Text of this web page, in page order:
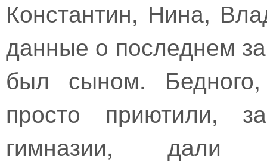
Константин, Нина,
данные о последнем
был сыном.
просто приютили,
гимназии, дали